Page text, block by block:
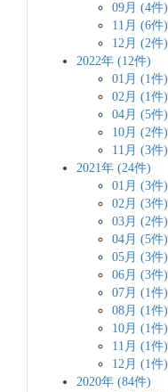
09月 (4件)
11月 (6件)
12月 (2件)
2022年 (12件)
01月 (1件)
02月 (1件)
04月 (5件)
10月 (2件)
11月 (3件)
2021年 (24件)
01月 (3件)
02月 (3件)
03月 (2件)
04月 (5件)
05月 (3件)
06月 (3件)
07月 (1件)
08月 (1件)
10月 (1件)
11月 (1件)
12月 (1件)
2020年 (84件)